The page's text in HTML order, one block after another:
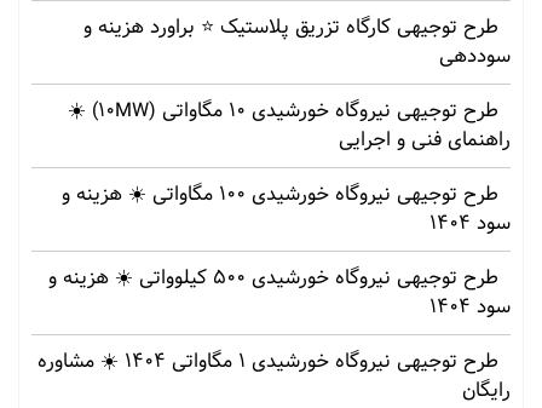
طرح توجیهی کارگاه تزریق پلاستیک ⭐ براورد هزینه و
سوددهی
طرح توجیهی نیروگاه خورشیدی 10 مگاواتی (10MW) ☀️
راهنمای فنی و اجرایی
طرح توجیهی نیروگاه خورشیدی 100 مگاواتی ☀️ هزینه‌ و
سود 1404
طرح توجیهی نیروگاه خورشیدی 500 کیلوواتی ☀️ هزینه‌ و
سود 1404
طرح توجیهی نیروگاه خورشیدی 1 مگاواتی 1404 ☀️ مشاوره
رایگان